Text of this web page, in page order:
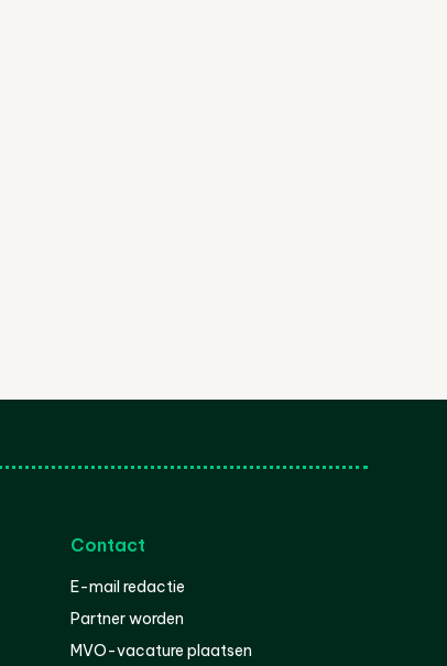
Contact
E-mail redactie
Partner worden
MVO-vacature plaatsen